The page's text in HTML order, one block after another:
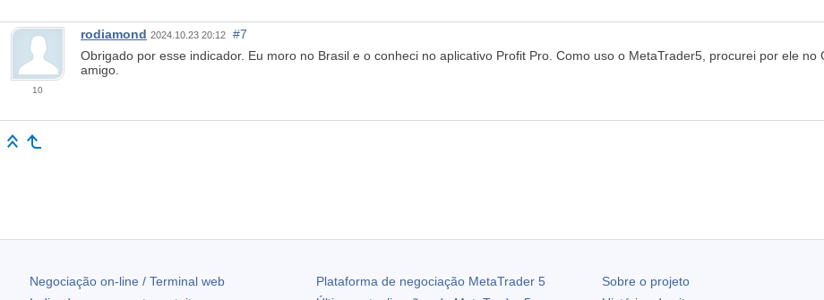
10
rodiamond 2024.10.23 20:12
#7
Obrigado por esse indicador. Eu moro no Brasil e o conheci no aplicativo Profit Pro. Como uso o MetaTrader5, procurei por ele
amigo.
Negociação on-line / Terminal web
Plataforma de negociação MetaTrader 5
Sobre o projeto